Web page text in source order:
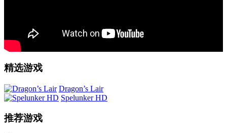
精选游戏
Dragon’s Lair
Spelunker HD
推荐游戏